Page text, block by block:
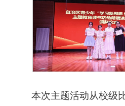
本次主题活动从校级